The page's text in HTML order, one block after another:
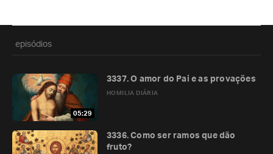
episódios
05:29
HOMILIA DIÁRIA
3337. O amor do Pai e as provações
3336. Como ser ramos que dão
fruto?